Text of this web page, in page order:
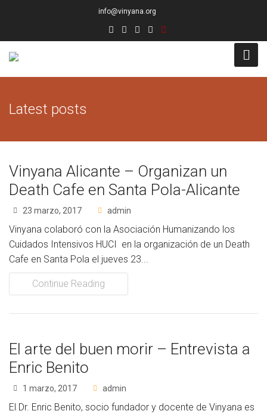
info@vinyana.org
Conócenos
Junta Directiva
Docentes
Socios de Número
Socios Colaboradores
Colaboramos con
Nuestra propuesta de formación
Realizadas
Latest posts
Vinyana Alicante – Organizan un
Death Cafe en Santa Pola-Alicante
23 marzo, 2017 admin
Vinyana colaboró con la Asociación Humanizando los
Cuidados Intensivos HUCI en la organización de un Death
Cafe en Santa Pola el jueves 23...
Continue Reading
El arte del buen morir – Entrevista a
Enric Benito
1 marzo, 2017 admin
El Dr. Enric Benito, socio fundador y docente de Vinyana es